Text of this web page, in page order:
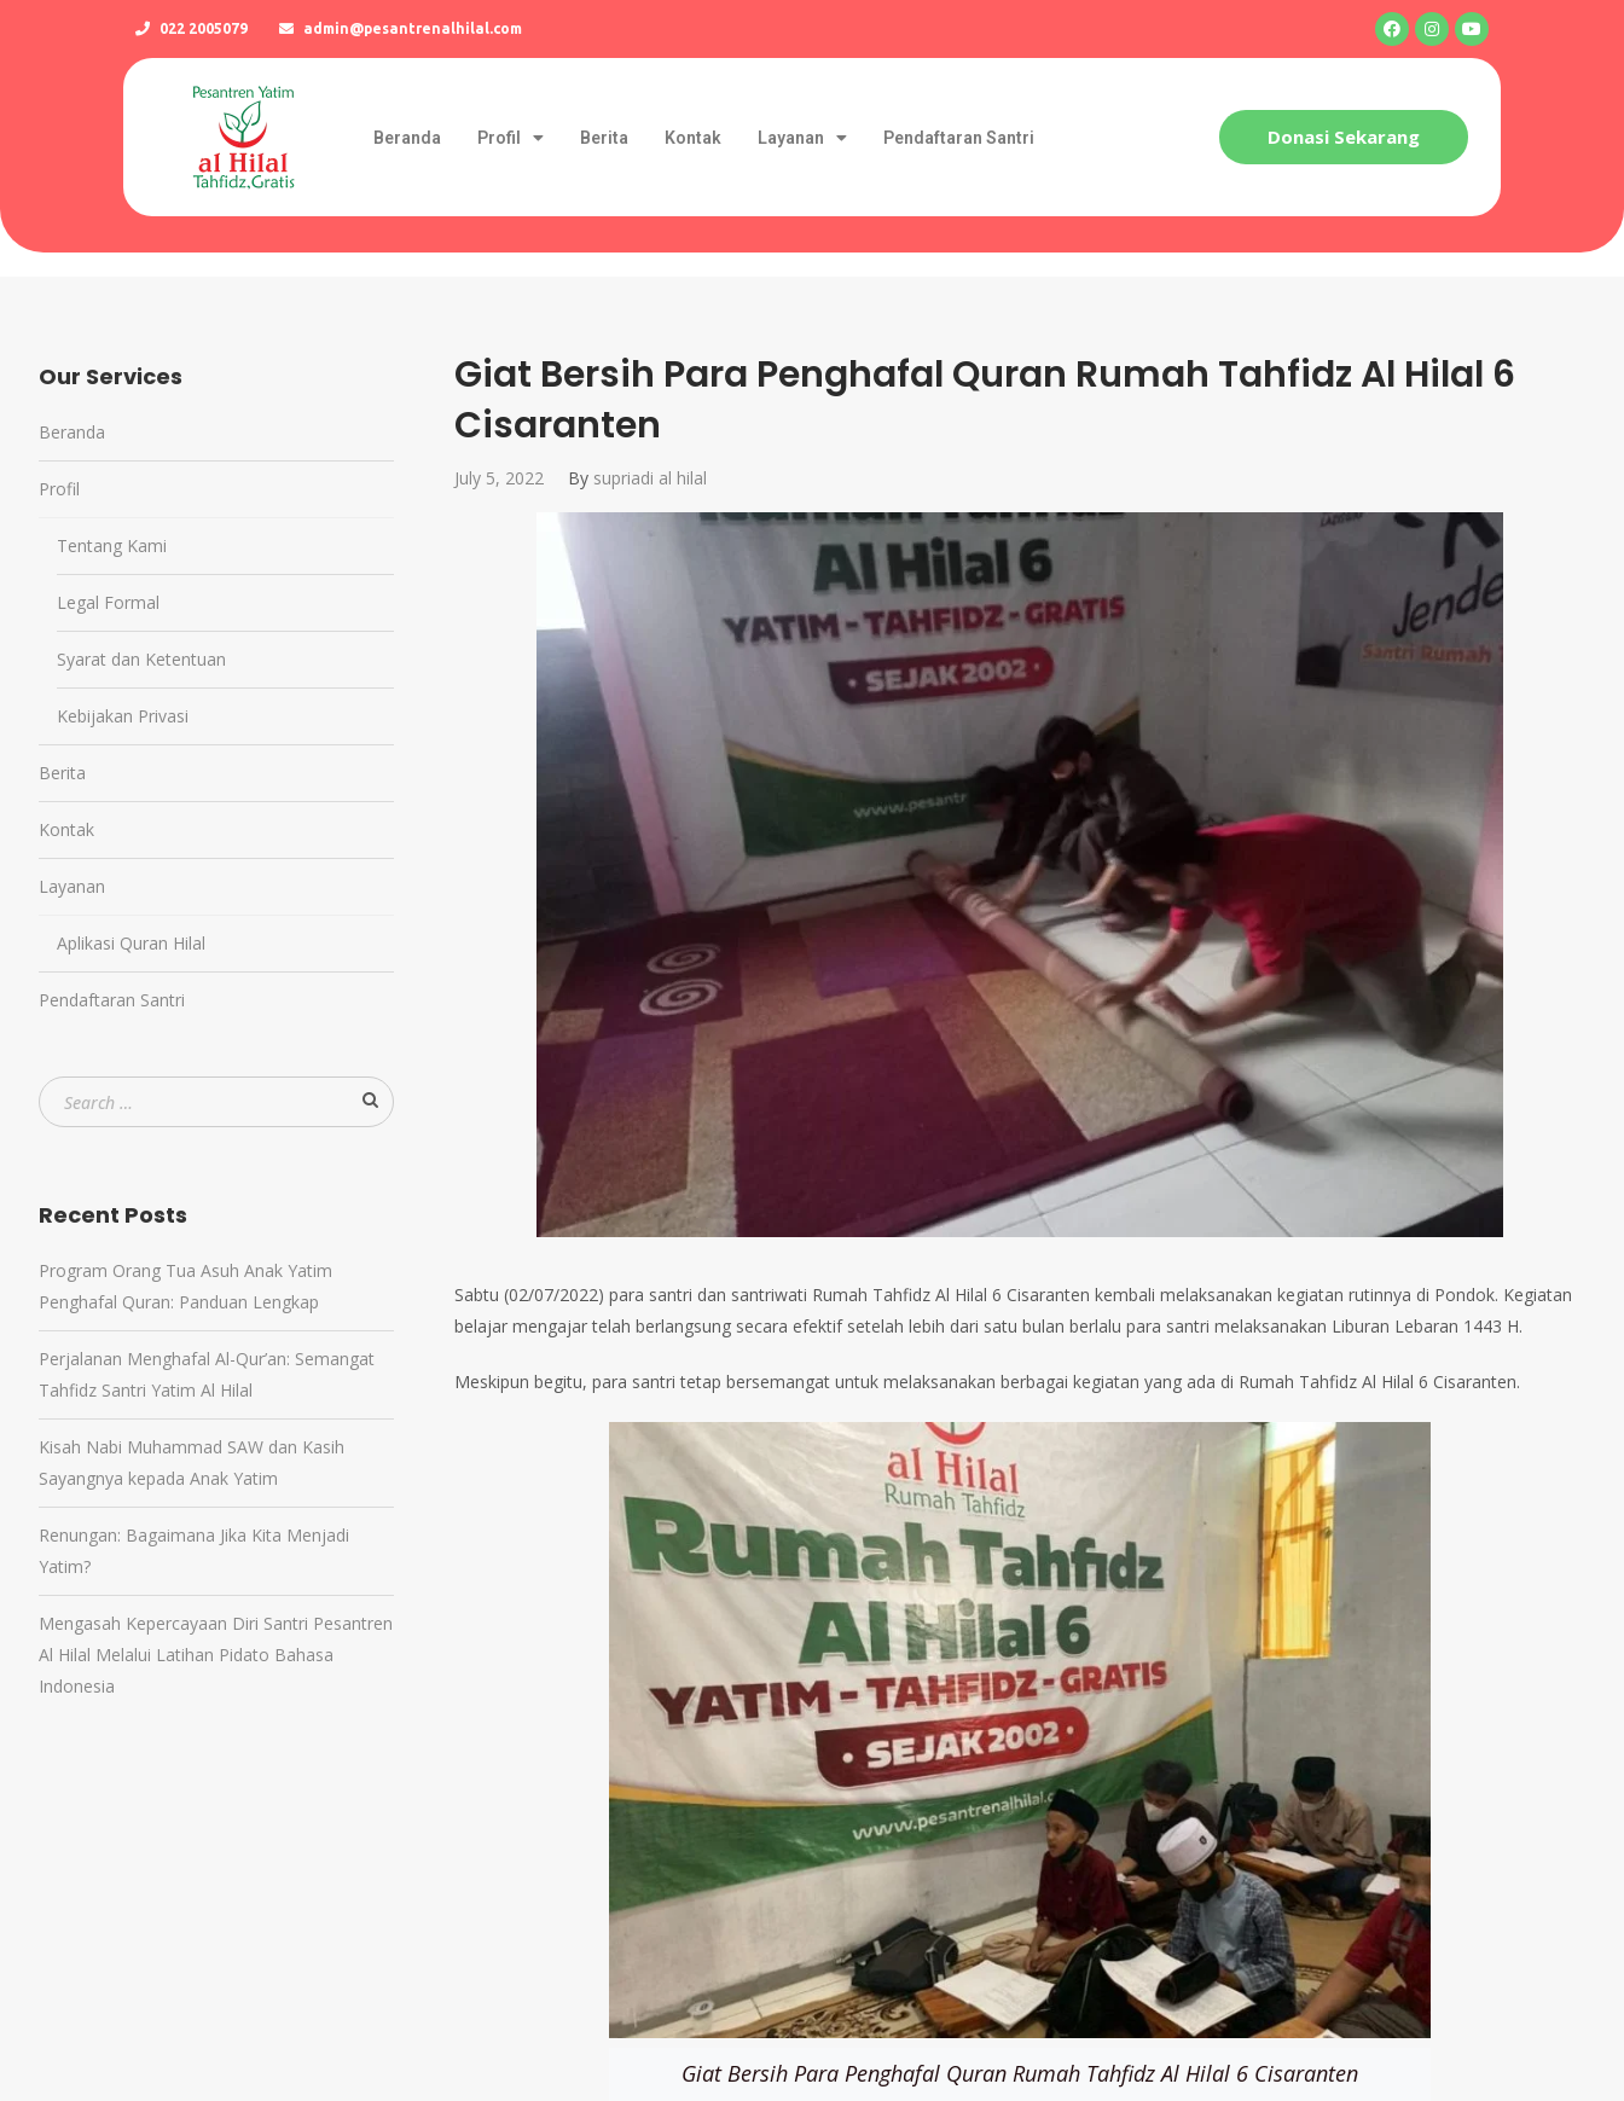
022 2005079 admin@pesantrenalhilal.com
Beranda Profil Berita Kontak Layanan Pendaftaran Santri Donasi Sekarang
Giat Bersih Para Penghafal Quran Rumah Tahfidz Al Hilal 6
Cisaranten
July 5, 2022 By supriadi al hilal
Sabtu (02/07/2022) para santri dan santriwati Rumah Tahfidz Al Hilal 6 Cisaranten kembali melaksanakan kegiatan rutinnya di Pondok. Kegiatan
belajar mengajar telah berlangsung secara efektif setelah lebih dari satu bulan berlalu para santri melaksanakan Liburan Lebaran 1443 H.
Meskipun begitu, para santri tetap bersemangat untuk melaksanakan berbagai kegiatan yang ada di Rumah Tahfidz Al Hilal 6 Cisaranten.
Giat Bersih Para Penghafal Quran Rumah Tahfidz Al Hilal 6 Cisaranten
Our Services
Beranda
Profil
Tentang Kami
Legal Formal
Syarat dan Ketentuan
Kebijakan Privasi
Berita
Kontak
Layanan
Aplikasi Quran Hilal
Pendaftaran Santri
Recent Posts
Program Orang Tua Asuh Anak Yatim
Penghafal Quran: Panduan Lengkap
Perjalanan Menghafal Al-Qur’an: Semangat
Tahfidz Santri Yatim Al Hilal
Kisah Nabi Muhammad SAW dan Kasih
Sayangnya kepada Anak Yatim
Renungan: Bagaimana Jika Kita Menjadi
Yatim?
Mengasah Kepercayaan Diri Santri Pesantren
Al Hilal Melalui Latihan Pidato Bahasa
Indonesia